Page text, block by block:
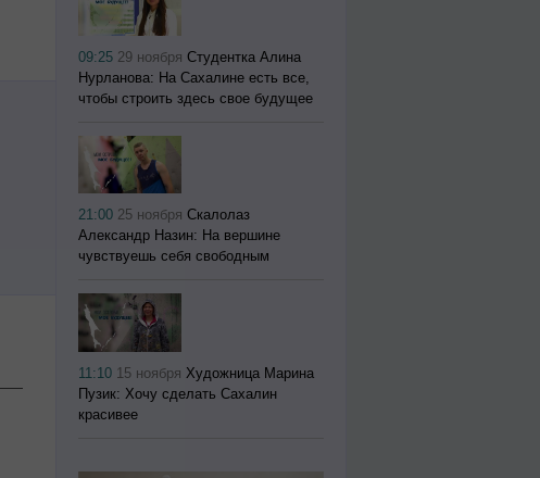
09:25 29 ноября Студентка Алина
Нурланова: На Сахалине есть все,
чтобы строить здесь свое будущее
21:00 25 ноября Скалолаз
Александр Назин: На вершине
чувствуешь себя свободным
11:10 15 ноября Художница Марина
Пузик: Хочу сделать Сахалин
красивее